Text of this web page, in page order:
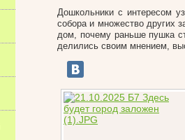
Дошкольники с интересом
собора и множество других
дом, почему раньше пушка
делились своим мнением,